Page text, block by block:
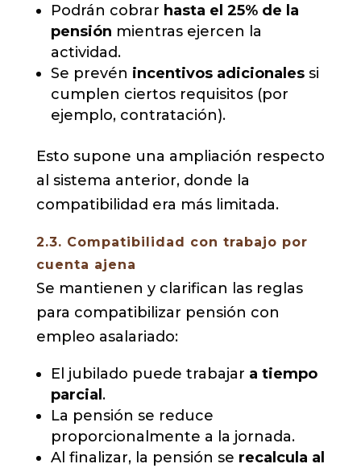
Podrán cobrar hasta el 25% de la
pensión mientras ejercen la
actividad.
Se prevén incentivos adicionalessi
cumplen ciertos requisitos (por
ejemplo, contratación).
Esto supone una ampliación respecto
al sistema anterior, donde la
compatibilidad era más limitada.
2.3. Compatibilidad con trabajo por
cuenta ajena
Se mantienen y clarifican las reglas
para compatibilizar pensión con
empleo asalariado:
El jubilado puede trabajar a tiempo
parcial .
La pensión se reduce
proporcionalmente a la jornada.
Al finalizar, la pensión se recalcula al